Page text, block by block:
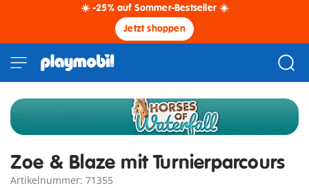
☀️ -25% auf Sommer-Bestseller ☀️
Jetzt shoppen
Zoe & Blaze mit Turnierparcours
Artikelnummer: 71355